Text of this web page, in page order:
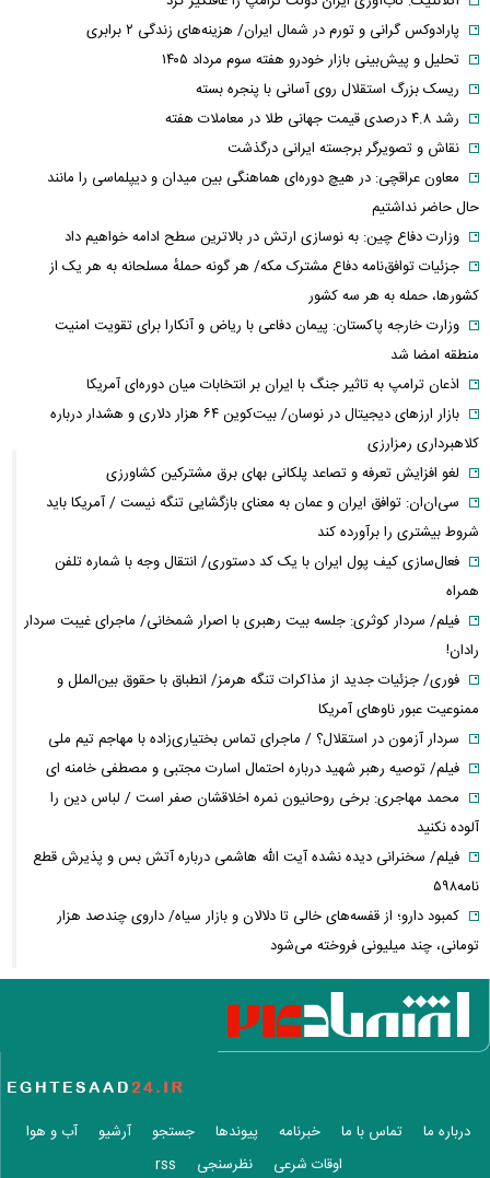
پارادوکس گرانی و تورم در شمال ایران/ هزینه‌های زندگی ۲ برابری
تحلیل و پیش‌بینی بازار خودرو هفته سوم مرداد ۱۴۰۵
ریسک بزرگ استقلال روی آسانی با پنجره بسته
رشد ۴.۸ درصدی قیمت جهانی طلا در معاملات هفته
نقاش و تصویرگر برجسته ایرانی درگذشت
معاون عراقچی: در هیچ دوره‌ای هماهنگی بین میدان و دیپلماسی را مانند
حال حاضر نداشتیم
وزارت دفاع چین: به نوسازی ارتش در بالاترین سطح ادامه خواهیم داد
جزئیات توافق‌نامه دفاع مشترک مکه/ هر گونه حملهٔ مسلحانه به هر یک از
کشورها، حمله به هر سه کشور
وزارت خارجه پاکستان: پیمان دفاعی با ریاض و آنکارا برای تقویت امنیت
منطقه امضا شد
اذعان ترامپ به تاثیر جنگ با ایران بر انتخابات میان دوره‌ای آمریکا
بازار ارزهای دیجیتال در نوسان/ بیت‌کوین ۶۴ هزار دلاری و هشدار درباره
کلاهبرداری رمزارزی
لغو افزایش تعرفه و تصاعد پلکانی بهای برق مشترکین کشاورزی
سی‌ان‌ان: توافق ایران و عمان به معنای بازگشایی تنگه نیست / آمریکا باید
شروط بیشتری را برآورده کند
فعال‌سازی کیف پول ایران با یک کد دستوری/ انتقال وجه با شماره تلفن
همراه
فیلم/ سردار کوثری: جلسه بیت رهبری با اصرار شمخانی/ ماجرای غیبت سردار
رادان!
فوری/ جزئیات جدید از مذاکرات تنگه هرمز/ انطباق با حقوق بین‌الملل و
ممنوعیت عبور ناوهای آمریکا
سردار آزمون در استقلال؟ / ماجرای تماس بختیاری‌زاده با مهاجم تیم ملی
فیلم/ توصیه رهبر شهید درباره احتمال اسارت مجتبی و مصطفی خامنه ای
محمد مهاجری: برخی روحانیون نمره اخلاقشان صفر است / لباس دین را
آلوده نکنید
فیلم/ سخنرانی دیده نشده آیت الله هاشمی درباره آتش بس و پذیرش قطع
نامه۵۹۸
کمبود دارو؛ از قفسه‌های خالی تا دلالان و بازار سیاه/ داروی چندصد هزار
تومانی، چند میلیونی فروخته می‌شود
محدودیت‌های ترافیکی جاده چالوس و هزار اعلام شد
خبر مهم درباره لغو حکم بازنشستگی/ مستمری بازنشستگان تامین اجتماعی در
چه شرایطی قطع می‌شود؟
سد دفاعی ریاض مستحکم می‌شود/ ترکیه، عربستان و پاکستان در آستانه
پیمان دفاعی + جرئیات
درباره ما تماس با ما خبرنامه پیوندها جستجو آرشیو
آب و هوا
اوقات شرعی
نظرسنجی rss